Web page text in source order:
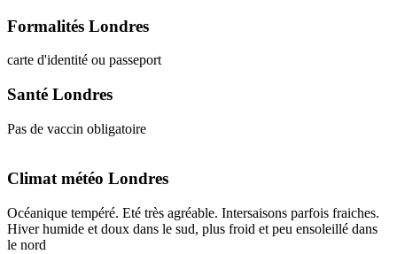
Formalités Londres
carte d'identité ou passeport
Santé Londres
Pas de vaccin obligatoire
Climat météo Londres
Océanique tempéré. Eté très agréable. Intersaisons parfois fraiches.
Hiver humide et doux dans le sud, plus froid et peu ensoleillé dans
le nord